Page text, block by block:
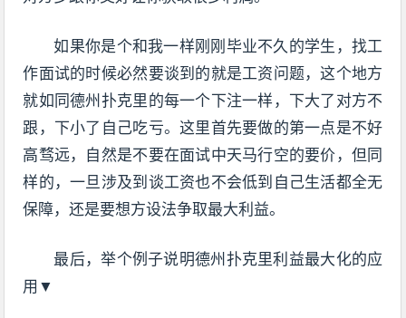
如果你是个和我一样刚刚毕业不久的学生，找工
作面试的时候必然要谈到的就是工资问题，这个地方
就如同德州扑克里的每一个下注一样，下大了对方不
跟，下小了自己吃亏。这里首先要做的第一点是不好
高骛远，自然是不要在面试中天马行空的要价，但同
样的，一旦涉及到谈工资也不会低到自己生活都全无
保障，还是要想方设法争取最大利益。
最后，举个例子说明德州扑克里利益最大化的应
用▼